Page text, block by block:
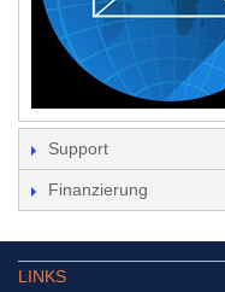
Support
Finanzierung
LINKS